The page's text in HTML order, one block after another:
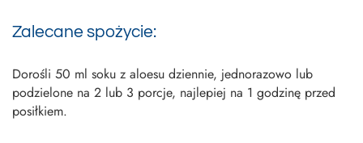
Zalecane spożycie:
Dorośli 50 ml soku z aloesu dziennie, jednorazowo lub
podzielone na 2 lub 3 porcje, najlepiej na 1 godzinę przed
posiłkiem.